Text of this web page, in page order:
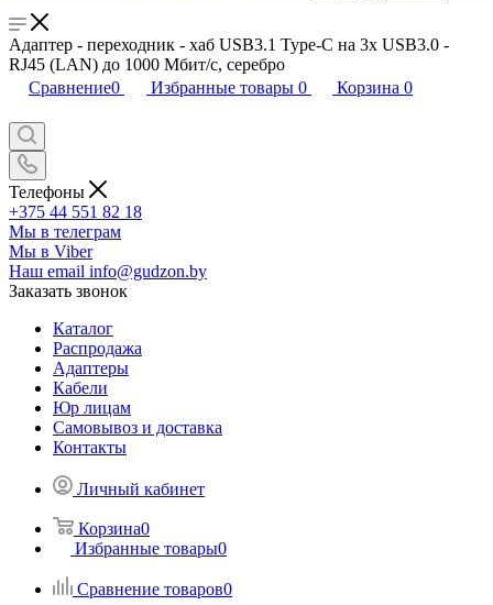
Адаптер - переходник - хаб USB3.1 Type-C на 3x USB3.0 -
RJ45 (LAN) до 1000 Мбит/с, серебро
Сравнение0 Избранные товары 0 Корзина 0
Телефоны
+375 44 551 82 18
Мы в телеграм
Мы в Viber
Наш email info@gudzon.by
Заказать звонок
Каталог
Распродажа
Адаптеры
Кабели
Юр лицам
Самовывоз и доставка
Контакты
Личный кабинет
Корзина0
Избранные товары0
Сравнение товаров0